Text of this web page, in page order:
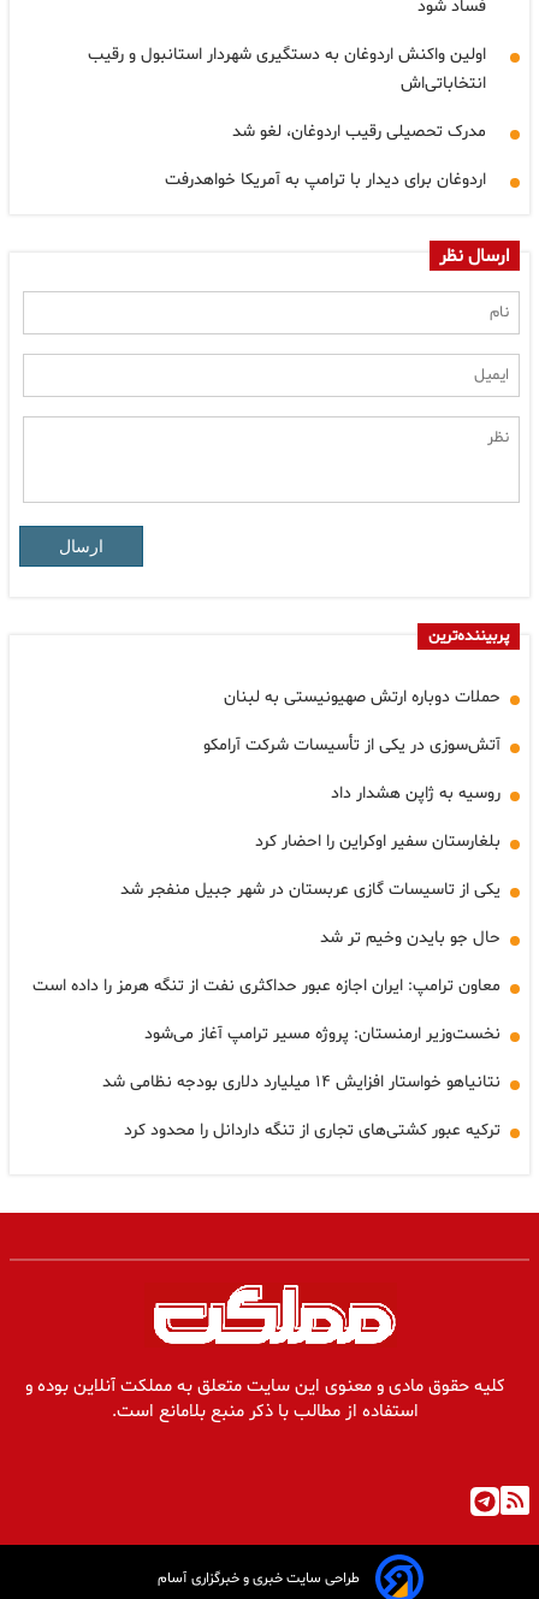
فساد شود
اولین واکنش اردوغان به دستگیری شهردار استانبول و رقیب
انتخاباتی‌اش
مدرک تحصیلی رقیب اردوغان، لغو شد
اردوغان برای دیدار با ترامپ به آمریکا خواهدرفت
ارسال نظر
ارسال
پربیننده‌ترین
حملات دوباره ارتش صهیونیستی به لبنان
آتش‌سوزی در یکی از تأسیسات شرکت آرامکو
روسیه به ژاپن هشدار داد
بلغارستان سفیر اوکراین را احضار کرد
یکی از تاسیسات گازی عربستان در شهر جبیل منفجر شد
حال جو بایدن وخیم تر شد
معاون ترامپ: ایران اجازه عبور حداکثری نفت از تنگه هرمز را داده است
نخست‌وزیر ارمنستان: پروژه مسیر ترامپ آغاز می‌شود
نتانیاهو خواستار افزایش ۱۴ میلیارد دلاری بودجه نظامی شد
ترکیه عبور کشتی‌های تجاری از تنگه داردانل را محدود کرد
کلیه حقوق مادی و معنوی این سایت متعلق به مملکت آنلاین بوده و
استفاده از مطالب با ذکر منبع بلامانع است.
طراحی سایت خبری و خبرگزاری آسام